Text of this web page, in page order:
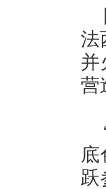
法
并
营
底
跃